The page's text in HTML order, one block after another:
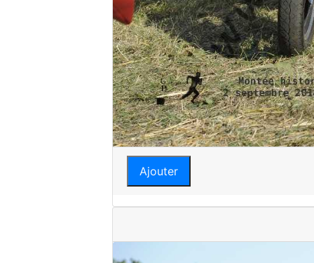
Ajouter